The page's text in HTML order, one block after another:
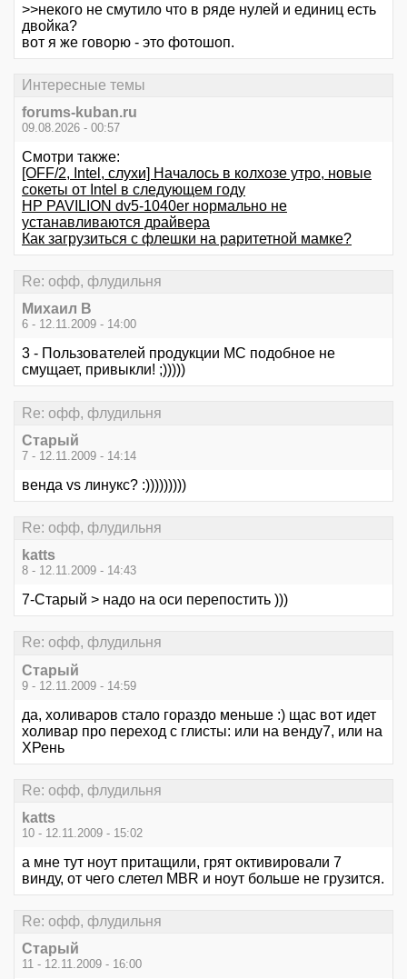
>>некого не смутило что в ряде нулей и единиц есть
двойка?
вот я же говорю - это фотошоп.
Интересные темы
forums-kuban.ru
09.08.2026 - 00:57
Смотри также:
[OFF/2, Intel, слухи] Началось в колхозе утро, новые
сокеты от Intel в следующем году
HP PAVILION dv5-1040er нормально не
устанавливаются драйвера
Как загрузиться с флешки на раритетной мамке?
Re: офф, флудильня
Михаил В
6 - 12.11.2009 - 14:00
3 - Пользователей продукции МС подобное не
смущает, привыкли! ;)))))
Re: офф, флудильня
Старый
7 - 12.11.2009 - 14:14
венда vs линукс? :)))))))))
Re: офф, флудильня
katts
8 - 12.11.2009 - 14:43
7-Старый > надо на оси перепостить )))
Re: офф, флудильня
Старый
9 - 12.11.2009 - 14:59
да, холиваров стало гораздо меньше :) щас вот идет
холивар про переход с глисты: или на венду7, или на
ХРень
Re: офф, флудильня
katts
10 - 12.11.2009 - 15:02
а мне тут ноут притащили, грят октивировали 7
винду, от чего слетел MBR и ноут больше не грузится.
Re: офф, флудильня
Старый
11 - 12.11.2009 - 16:00